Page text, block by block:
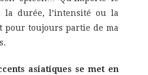
la durée, l’intensité ou la
pour toujours partie de ma
asiatiques se met en